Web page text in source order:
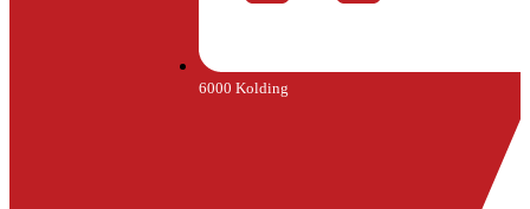
6000 Kolding